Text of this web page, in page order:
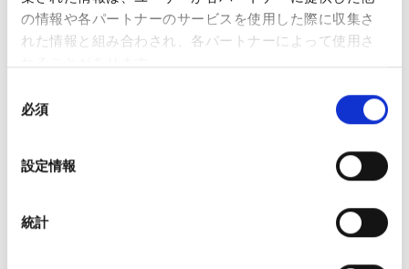
の情報や各パートナーのサービスを使用した際に収集さ
れた情報と組み合わされ、各パートナーによって使用さ
必須
設定情報
統計
ン（VG）、ニコチン、香料
バッテリータイプ：リチウムイオンポリマー（モデ
ル：861633）
出力：安定した性能を実現する定格3.7V出力
バッテリー寿命：約250回の充電サイクル（容量は時
間の経過とともに徐々に低下します）
重量：40g
認証：適用されるCEおよびUKCA規格に準拠していま